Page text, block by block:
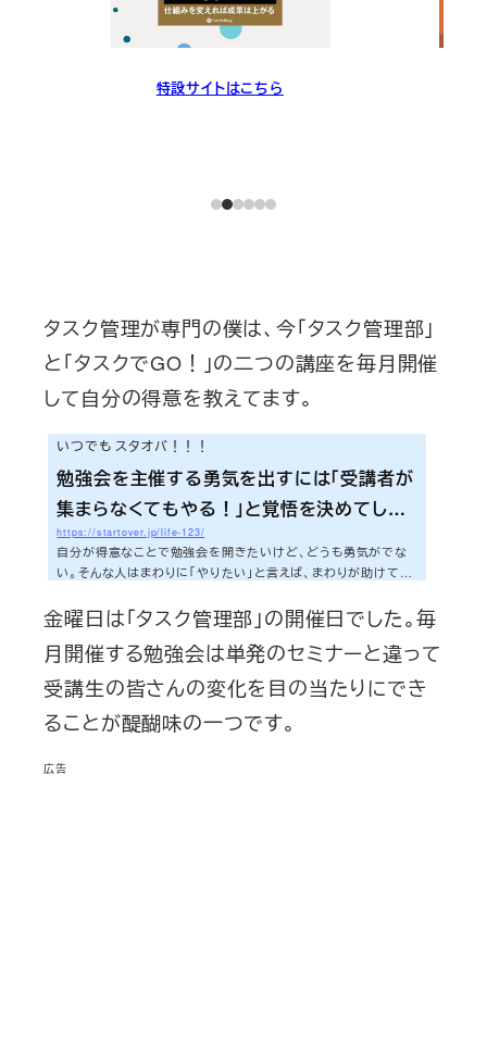
特設サイトはこちら
タスク管理が専門の僕は、今「タスク管理部」
と「タスクでGO！」の二つの講座を毎月開催
して自分の得意を教えてます。
いつでも スタオバ！！！
勉強会を主催する勇気を出すには「受講者が
集まらなくてもやる！」と覚悟を決めてしま
うこと-サラリーマンがゼロから専門分野を作
る方法⑫
https://startover.jp/life-123/
自分が得意なことで勉強会を開きたいけど、どうも勇気がでな
い。そんな人はまわりに「やりたい」と言えば、まわりが助けてく
エントリーを書きました。そしてもう一つ。勉強会を主催する時の
アドバイスをしましょう。それは「たとえ受講者が集まらなかった
としても、やるんだ」と覚悟を決めることです。勉強会を主催する
時に感じる「人が集まらなかったらどうしよう」という不安を僕
自身がどのように乗り越えたか。経験をふまえ、今日は書いてい
きます。他人はあなたのこ...
金曜日は「タスク管理部」の開催日でした。毎
月開催する勉強会は単発のセミナーと違って
受講生の皆さんの変化を目の当たりにでき
ることが醍醐味の一つです。
広告